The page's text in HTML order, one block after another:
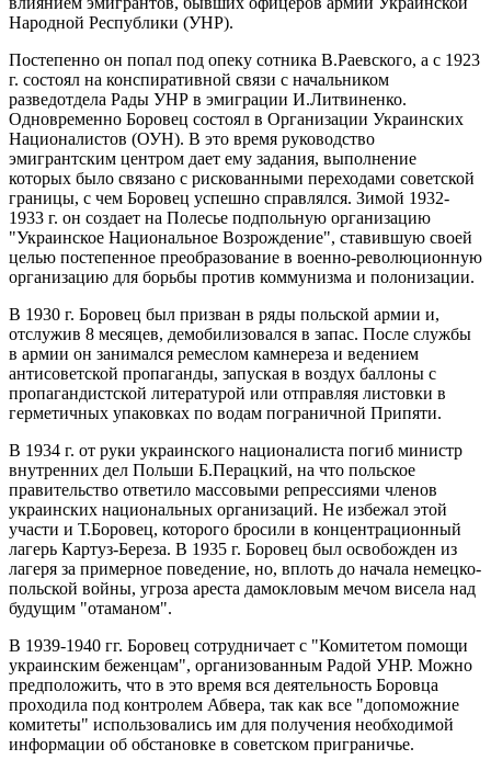
Народной Республики (УНР).
Постепенно он попал под опеку сотника В.Раевского, а с 1923
г. состоял на конспиративной связи с начальником
разведотдела Рады УНР в эмиграции И.Литвиненко.
Одновременно Боровец состоял в Организации Украинских
Националистов (ОУН). В это время руководство
эмигрантским центром дает ему задания, выполнение
которых было связано с рискованными переходами советской
границы, с чем Боровец успешно справлялся. Зимой 1932-
1933 г. он создает на Полесье подпольную организацию
"Украинское Национальное Возрождение", ставившую своей
целью постепенное преобразование в военно-революционную
организацию для борьбы против коммунизма и полонизации.
В 1930 г. Боровец был призван в ряды польской армии и,
отслужив 8 месяцев, демобилизовался в запас. После службы
в армии он занимался ремеслом камнереза и ведением
антисоветской пропаганды, запуская в воздух баллоны с
пропагандистской литературой или отправляя листовки в
герметичных упаковках по водам пограничной Припяти.
В 1934 г. от руки украинского националиста погиб министр
внутренних дел Польши Б.Перацкий, на что польское
правительство ответило массовыми репрессиями членов
украинских национальных организаций. Не избежал этой
участи и Т.Боровец, которого бросили в концентрационный
лагерь Картуз-Береза. В 1935 г. Боровец был освобожден из
лагеря за примерное поведение, но, вплоть до начала немецко-
польской войны, угроза ареста дамокловым мечом висела над
будущим "отаманом".
В 1939-1940 гг. Боровец сотрудничает с "Комитетом помощи
украинским беженцам", организованным Радой УНР. Можно
предположить, что в это время вся деятельность Боровца
проходила под контролем Абвера, так как все "допоможние
комитеты" использовались им для получения необходимой
информации об обстановке в советском приграничье.